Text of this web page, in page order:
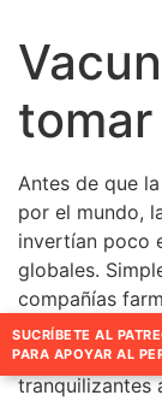
compañías
Unidos, 15
objetivo. Los
no el
nuevas
tradicionales.
decir, una
de las
posibilidad
lo
prioridad.
SUCRÍBETE AL
PARA APOYAR AL